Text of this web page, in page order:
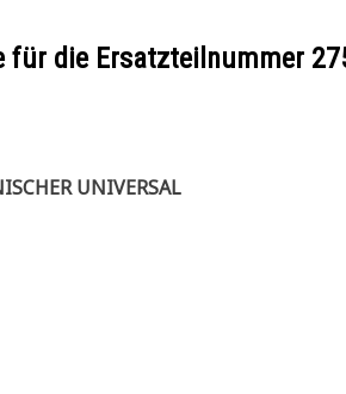
für die Ersatzteilnummer
UNIVERSAL